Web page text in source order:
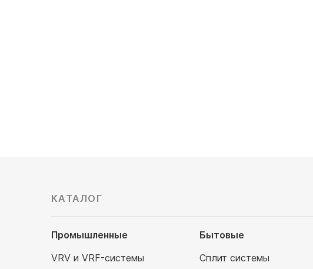
КАТАЛОГ
Промышленные
VRV и VRF-системы
Бытовые
Сплит системы